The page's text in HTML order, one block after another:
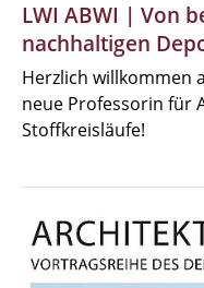
LWI ABWI | Von
nachhaltigen
Herzlich willkommen
neue Professorin für
Stoffkreisläufe!